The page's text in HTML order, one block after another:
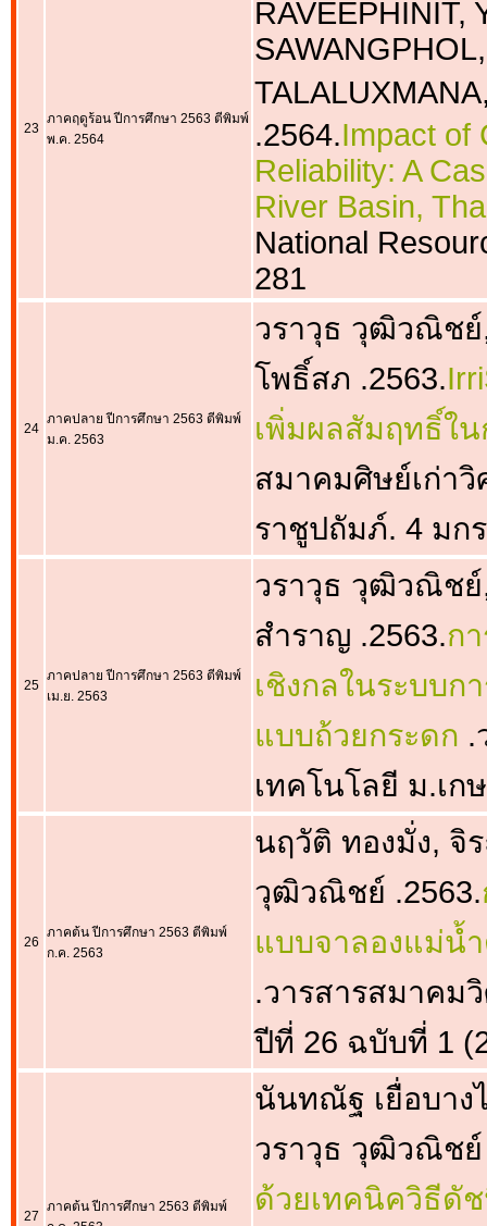
23
ภาคฤดูร้อน ปีการศึกษา 2563 ตีพิมพ์
พ.ค. 2564
RAVEEPHINIT,
.2564.Impact of
Reliability: A
River Basin,
National
281
24
ภาคปลาย ปีการศึกษา 2563 ตีพิมพ์
ม.ค. 2563
วราวุธ วุฒิวณิชย์
โพธิ์สภ .2563.
เพิ่มผลสัมฤทธิ์ใ
สมาคมศิษย์เก่า
ราชูปถัมภ์. 4 มก
25
ภาคปลาย ปีการศึกษา 2563 ตีพิมพ์
เม.ย. 2563
วราวุธ วุฒิวณิชย์
สำราญ .2563.ก
เชิงกลในระบบก
แบบถ้วยกระดก .
เทคโนโลยี ม.เ
26
ภาคต้น ปีการศึกษา 2563 ตีพิมพ์
ก.ค. 2563
นฤวัติ ทองมั่ง, จิ
วุฒิวณิชย์ .2563.
แบบจาลองแม่น้ำ
.วารสารสมาคม
ปีที่ 26 ฉบับที่ 1
27
ภาคต้น ปีการศึกษา 2563 ตีพิมพ์
นันทณัฐ เยื่อบาง
วราวุธ วุฒิวณิชย์
ด้วยเทคนิควิธีดั